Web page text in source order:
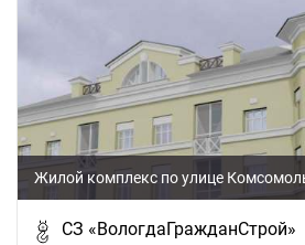
Жилой комплекс по улице
СЗ «ВологдаГражданСтрой»